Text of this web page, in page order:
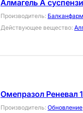
Алмагель А
Производитель:
Действующее вещество:
Омепразол Реневал
Производитель: Обновление